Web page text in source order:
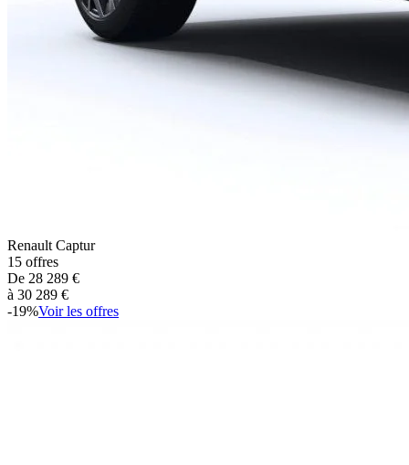
Renault Captur
15 offres
De 28 289 €
à 30 289 €
-19%Voir les offres